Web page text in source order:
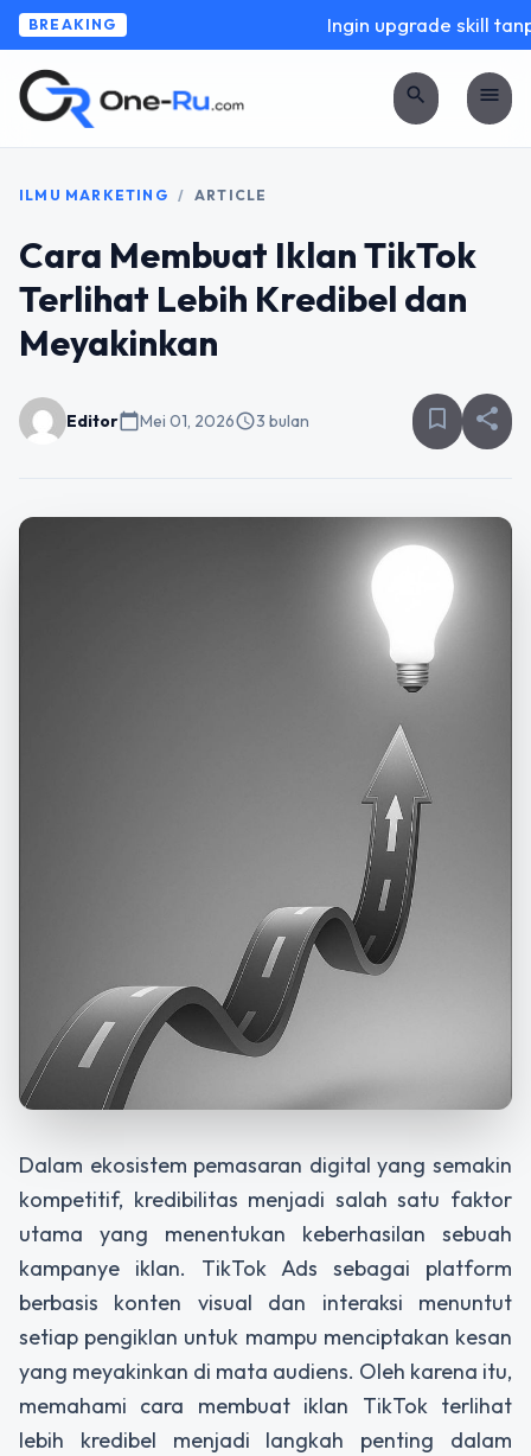
BREAKING Ingin upgrade skill
search menu
ILMU MARKETING / ARTICLE
Cara Membuat Iklan TikTok
Terlihat Lebih Kredibel dan
Meyakinkan
Editorcalendar_todayMei 01, 2026schedule3 bulan bookmark_border share
Dalam ekosistem pemasaran digital yang semakin
kompetitif, kredibilitas menjadi salah satu faktor
utama yang menentukan keberhasilan sebuah
kampanye iklan. TikTok Ads sebagai platform
berbasis konten visual dan interaksi menuntut
setiap pengiklan untuk mampu menciptakan kesan
yang meyakinkan di mata audiens. Oleh karena itu,
memahami cara membuat iklan TikTok terlihat
lebih kredibel menjadi langkah penting dalam